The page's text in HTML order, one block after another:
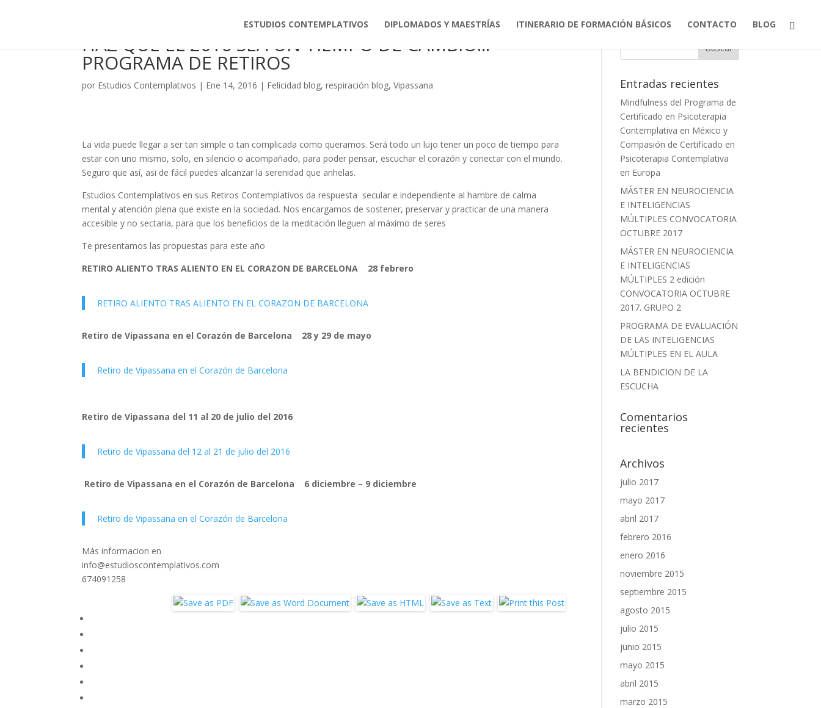
ESTUDIOS CONTEMPLATIVOS DIPLOMADOS Y MAESTRÍAS ITINERARIO DE FORMACIÓN BÁSICOS CONTACTO BLOG
HAZ QUE EL 2016 SEA UN TIEMPO DE CAMBIO!!!
PROGRAMA DE RETIROS
por Estudios Contemplativos | Ene 14, 2016 | Felicidad blog,respiración blog,Vipassana
La vida puede llegar a ser tan simple o tan complicada como queramos. Será todo un lujo tener un poco de tiempo para
estar con uno mismo, solo, en silencio o acompañado, para poder pensar, escuchar el corazón y conectar con el mundo.
Seguro que así, asi de fácil puedes alcanzar la serenidad que anhelas.
Estudios Contemplativos en sus Retiros Contemplativos da respuesta secular e independiente al hambre de calma
mental y atención plena que existe en la sociedad. Nos encargamos de sostener, preservar y practicar de una manera
accesible y no sectaria, para que los beneficios de la meditación lleguen al máximo de seres
Te presentamos las propuestas para este año
RETIRO ALIENTO TRAS ALIENTO EN EL CORAZON DE BARCELONA 28 febrero
RETIRO ALIENTO TRAS ALIENTO EN EL CORAZON DE BARCELONA
Retiro de Vipassana en el Corazón de Barcelona 28 y 29 de mayo
Retiro de Vipassana en el Corazón de Barcelona
Retiro de Vipassana del 11 al 20 de julio del 2016
Retiro de Vipassana del 12 al 21 de julio del 2016
Retiro de Vipassana en el Corazón de Barcelona 6 diciembre – 9 diciembre
Retiro de Vipassana en el Corazón de Barcelona
Más informacion en
info@estudioscontemplativos.com
674091258
Entradas recientes
Mindfulness del Programa de
Certificado en Psicoterapia
Contemplativa en México y
Compasión de Certificado en
Psicoterapia Contemplativa
en Europa
MÁSTER EN NEUROCIENCIA
E INTELIGENCIAS
MÚLTIPLES CONVOCATORIA
OCTUBRE 2017
MÁSTER EN NEUROCIENCIA
E INTELIGENCIAS
MÚLTIPLES 2 edición
CONVOCATORIA OCTUBRE
2017. GRUPO 2
PROGRAMA DE EVALUACIÓN
DE LAS INTELIGENCIAS
MÚLTIPLES EN EL AULA
LA BENDICION DE LA
ESCUCHA
Comentarios
recientes
Archivos
julio 2017
mayo 2017
abril 2017
febrero 2016
enero 2016
noviembre 2015
septiembre 2015
agosto 2015
julio 2015
junio 2015
mayo 2015
abril 2015
marzo 2015